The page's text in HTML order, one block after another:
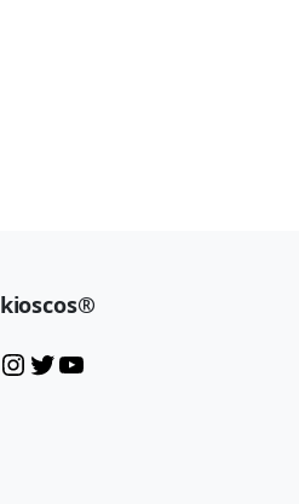
kioscos®
InstagramTwitter YouTube